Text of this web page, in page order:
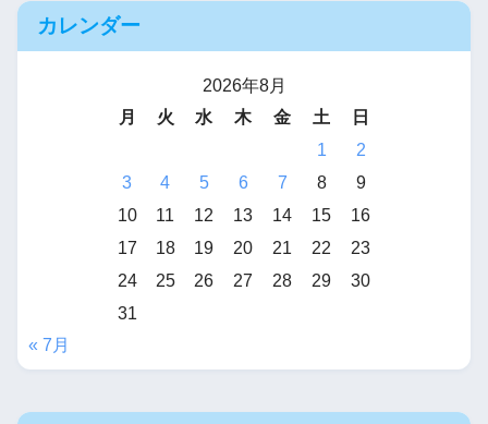
カレンダー
2026年8月
月
火 水 木 金 土
日
1
2
3
4 5 6 7 8
9
10
11 12 13 14 15
16
17
18 19 20 21 22
23
24
25 26 27 28 29
30
31
« 7月